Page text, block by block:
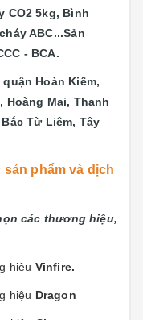
CO2 5kg, Bình
ABC...Sản
- BCA.
quận Hoàn Kiếm,
Hoàng Mai, Thanh
Từ Liêm, Tây
phẩm và dịch
các thương hiệu,
hiệu Vinfire.
hiệu Dragon